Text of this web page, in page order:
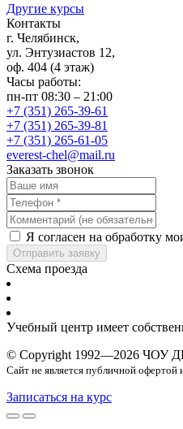
Другие курсы
Контакты
г. Челябинск,
ул. Энтузиастов 12,
оф. 404 (4 этаж)
Часы работы:
пн-пт 08:30 – 21:00
+7 (351) 265-39-61
+7 (351) 265-39-81
+7 (351) 265-61-05
everest-chel@mail.ru
Заказать звонок
Я согласен на обработку
Отправить заявку
Схема проезда
Учебный центр имеет
© Copyright 1992—2026 ЧОУ
Сайт не является публичной
Записаться на курс